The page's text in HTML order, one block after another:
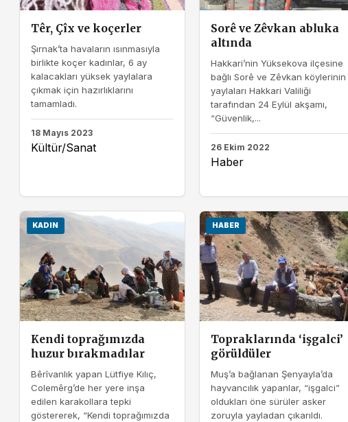
Têr, Çîx ve koçerler
Şırnak’ta havaların ısınmasıyla
birlikte koçer kadınlar, 6 ay
kalacakları yüksek yaylalara
çıkmak için hazırlıklarını
tamamladı.
18 Mayıs 2023
Kültür/Sanat
Sorê ve Zêvkan abluka
altında
Hakkari’nin Yüksekova ilçesine
bağlı Sorê ve Zêvkan köylerinin
yaylaları Hakkari Valiliği
tarafından 24 Eylül akşamı,
“Güvenlik,...
26 Ekim 2022
Haber
KADIN
Kendi toprağımızda
huzur bırakmadılar
Bêrîvanlık yapan Lütfiye Kılıç,
Colemêrg’de her yere inşa
edilen karakollara tepki
göstererek, “Kendi toprağımızda
HABER
Topraklarında ‘işgalci’
görüldüler
Muş’a bağlanan Şenyayla’da
hayvancılık yapanlar, “işgalci”
oldukları öne sürüler asker
zoruyla yayladan çıkarıldı.